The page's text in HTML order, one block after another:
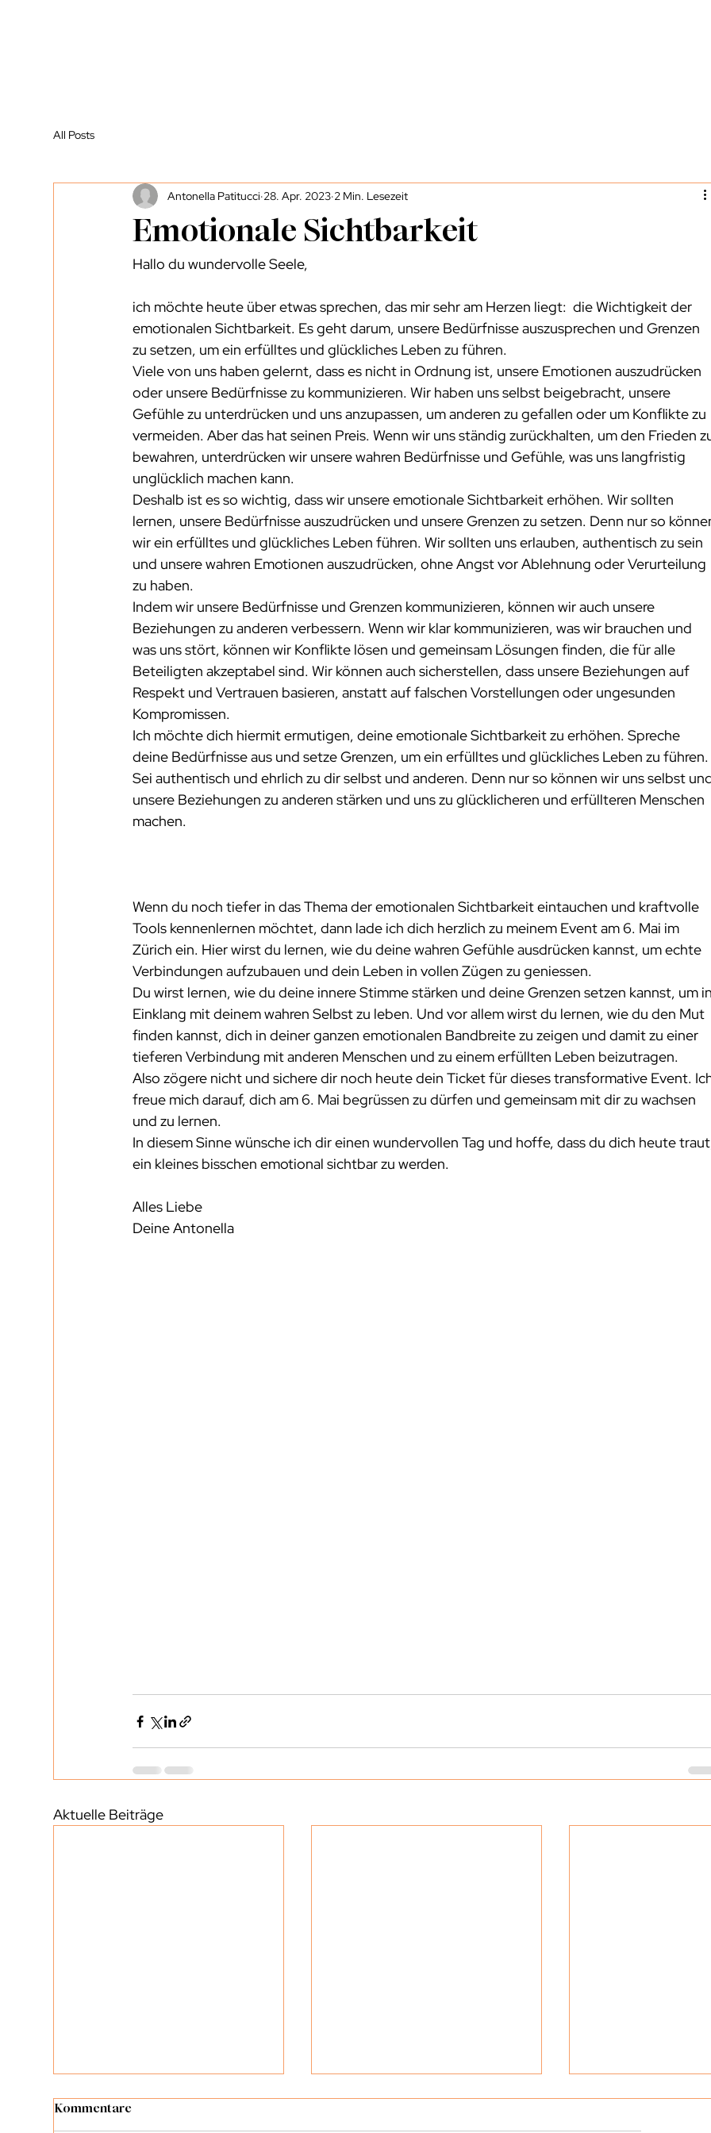
All Posts
Emotionale Sichtbarkeit
Antonella Patitucci 28. Apr. 2023 2 Min. Lesezeit
Hallo du wundervolle Seele,
ich möchte heute über etwas sprechen, das mir sehr am Herzen liegt:  die Wichtigkeit der
emotionalen Sichtbarkeit. Es geht darum, unsere Bedürfnisse auszusprechen und Grenzen
zu setzen, um ein erfülltes und glückliches Leben zu führen.
Viele von uns haben gelernt, dass es nicht in Ordnung ist, unsere Emotionen auszudrücken
oder unsere Bedürfnisse zu kommunizieren. Wir haben uns selbst beigebracht, unsere
Gefühle zu unterdrücken und uns anzupassen, um anderen zu gefallen oder um Konflikte zu
vermeiden. Aber das hat seinen Preis. Wenn wir uns ständig zurückhalten, um den Frieden
bewahren, unterdrücken wir unsere wahren Bedürfnisse und Gefühle, was uns langfristig
unglücklich machen kann.
Deshalb ist es so wichtig, dass wir unsere emotionale Sichtbarkeit erhöhen. Wir sollten
lernen, unsere Bedürfnisse auszudrücken und unsere Grenzen zu setzen. Denn nur so
wir ein erfülltes und glückliches Leben führen. Wir sollten uns erlauben, authentisch zu sein
und unsere wahren Emotionen auszudrücken, ohne Angst vor Ablehnung oder Verurteilung
zu haben.
Indem wir unsere Bedürfnisse und Grenzen kommunizieren, können wir auch unsere
Beziehungen zu anderen verbessern. Wenn wir klar kommunizieren, was wir brauchen und
was uns stört, können wir Konflikte lösen und gemeinsam Lösungen finden, die für alle
Beteiligten akzeptabel sind. Wir können auch sicherstellen, dass unsere Beziehungen auf
Respekt und Vertrauen basieren, anstatt auf falschen Vorstellungen oder ungesunden
Kompromissen.
Ich möchte dich hiermit ermutigen, deine emotionale Sichtbarkeit zu erhöhen. Spreche
deine Bedürfnisse aus und setze Grenzen, um ein erfülltes und glückliches Leben zu
Sei authentisch und ehrlich zu dir selbst und anderen. Denn nur so können wir uns selbst
unsere Beziehungen zu anderen stärken und uns zu glücklicheren und erfüllteren Menschen
machen.
Wenn du noch tiefer in das Thema der emotionalen Sichtbarkeit eintauchen und kraftvolle
Tools kennenlernen möchtet, dann lade ich dich herzlich zu meinem Event am 6. Mai im
Zürich ein. Hier wirst du lernen, wie du deine wahren Gefühle ausdrücken kannst, um echte
Verbindungen aufzubauen und dein Leben in vollen Zügen zu geniessen.
Du wirst lernen, wie du deine innere Stimme stärken und deine Grenzen setzen kannst, um
Einklang mit deinem wahren Selbst zu leben. Und vor allem wirst du lernen, wie du den Mut
finden kannst, dich in deiner ganzen emotionalen Bandbreite zu zeigen und damit zu einer
tieferen Verbindung mit anderen Menschen und zu einem erfüllten Leben beizutragen.
Also zögere nicht und sichere dir noch heute dein Ticket für dieses transformative Event.
freue mich darauf, dich am 6. Mai begrüssen zu dürfen und gemeinsam mit dir zu wachsen
und zu lernen.
In diesem Sinne wünsche ich dir einen wundervollen Tag und hoffe, dass du dich heute
ein kleines bisschen emotional sichtbar zu werden.
Alles Liebe
Deine Antonella
Aktuelle Beiträge
Kommentare